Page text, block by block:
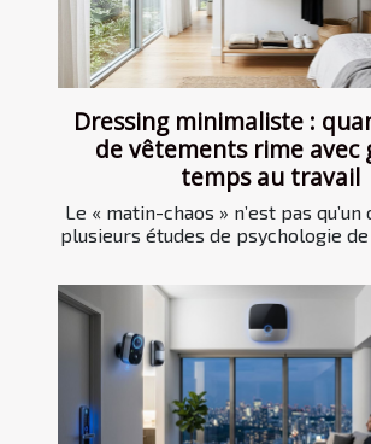
Dressing minimaliste :
de vêtements rime avec
temps au travail
Le « matin-chaos » n’est pas
plusieurs études de psychologie de